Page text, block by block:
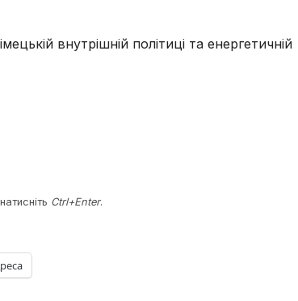
внутрішній політиці та енергетичній
Ctrl+Enter.